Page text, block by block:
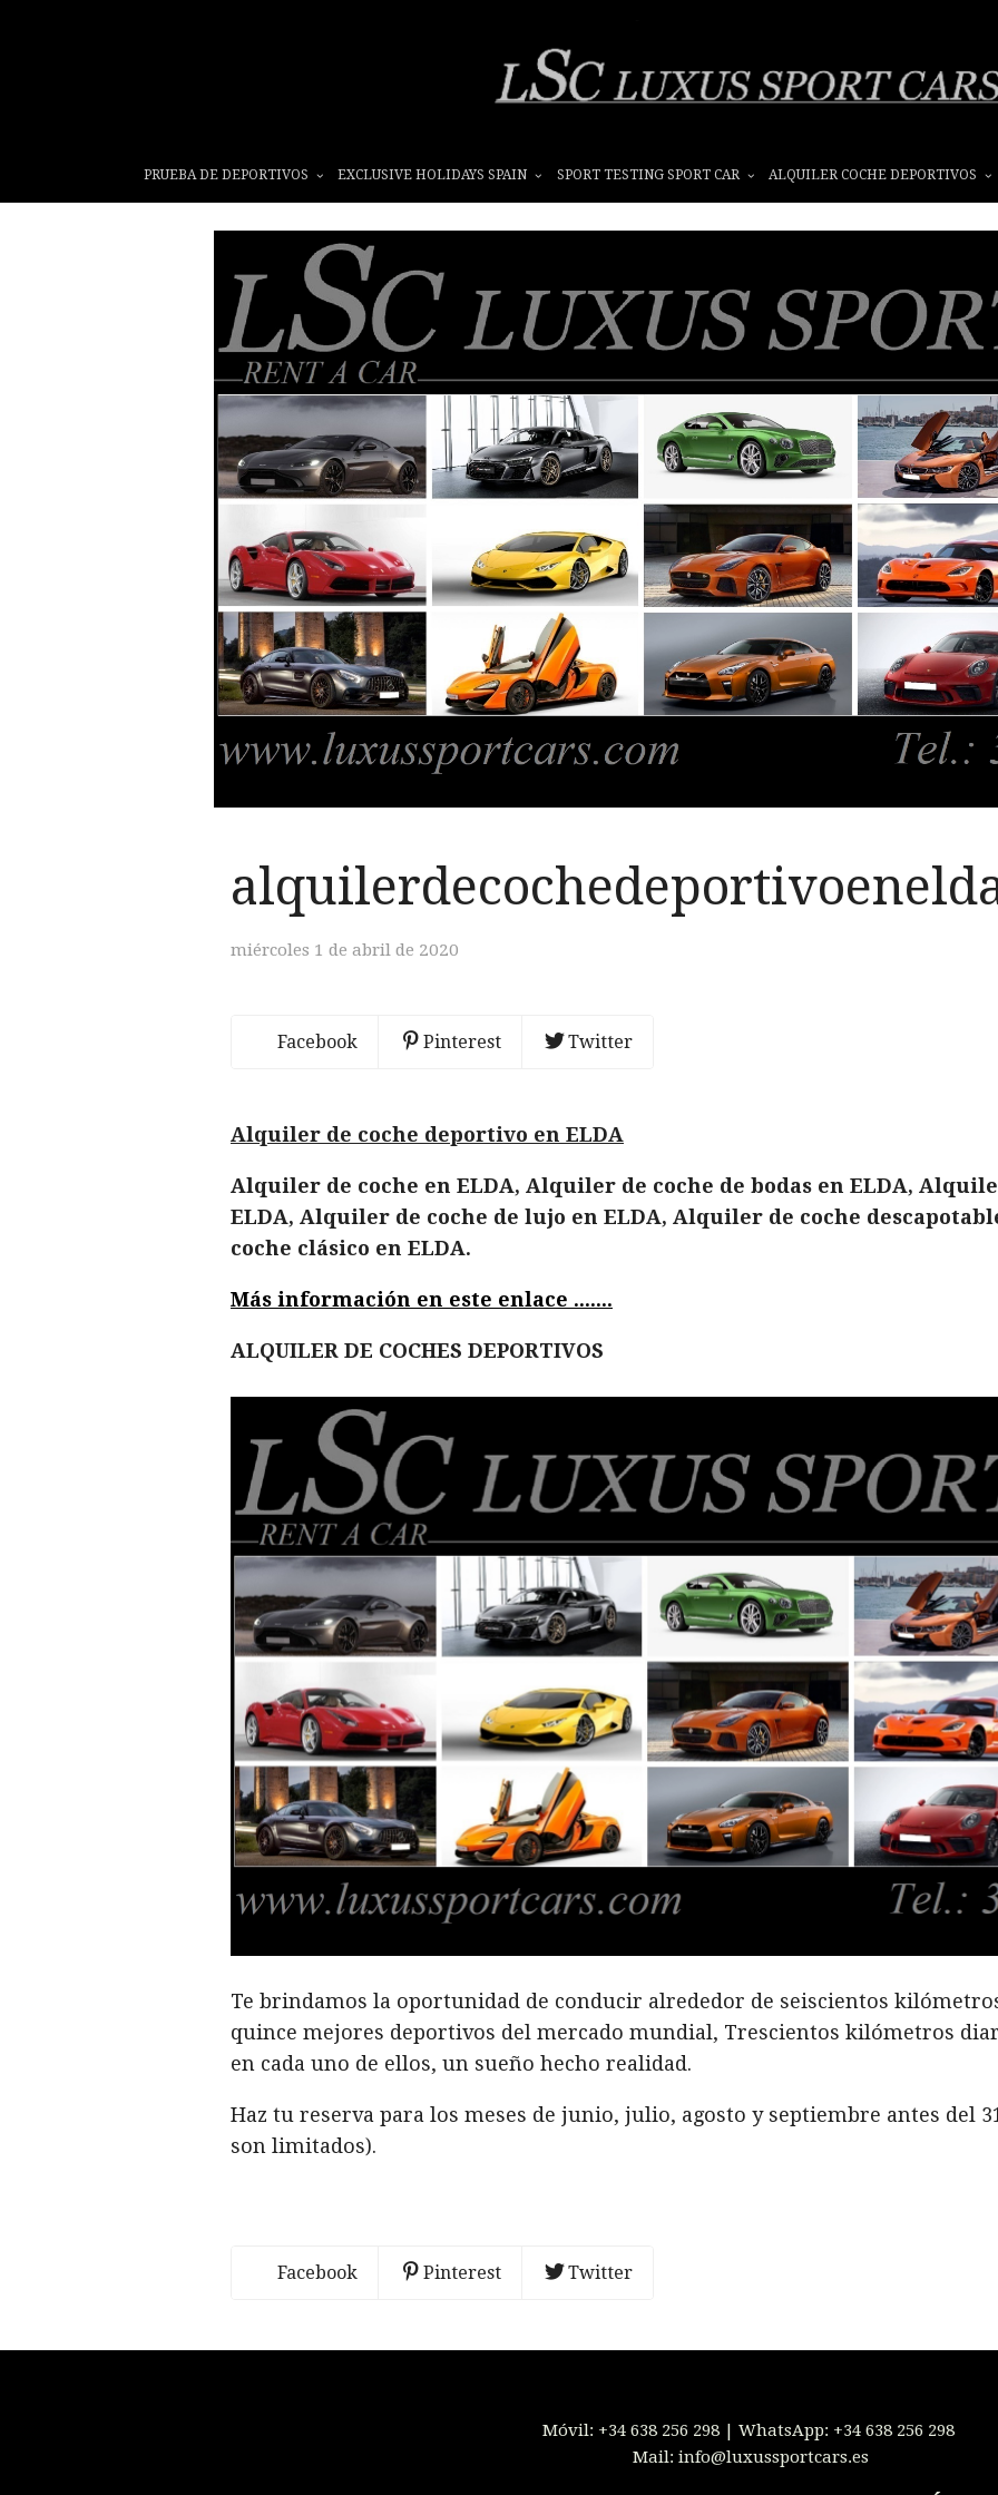
PRUEBA DE DEPORTIVOS EXCLUSIVE HOLIDAYS SPAIN SPORT TESTING SPORT CAR ALQUILER COCHE DEPORTIVOS
miércoles 1 de abril de 2020
Facebook Pinterest Twitter
Alquiler de coche deportivo en ELDA
Alquiler de coche en ELDA, Alquiler de coche de bodas en ELDA,
ELDA, Alquiler de coche de lujo en ELDA, Alquiler de coche
coche clásico en ELDA.
Más información en este enlace .......
ALQUILER DE COCHES DEPORTIVOS
Te brindamos la oportunidad de conducir alrededor de seiscientos
quince mejores deportivos del mercado mundial, Trescientos kilómetros
en cada uno de ellos, un sueño hecho realidad.
Haz tu reserva para los meses de junio, julio, agosto y septiembre antes del
son limitados).
Facebook Pinterest Twitter
Móvil: +34 638 256 298 | WhatsApp: +34 638 256 298
Mail: info@luxussportcars.es